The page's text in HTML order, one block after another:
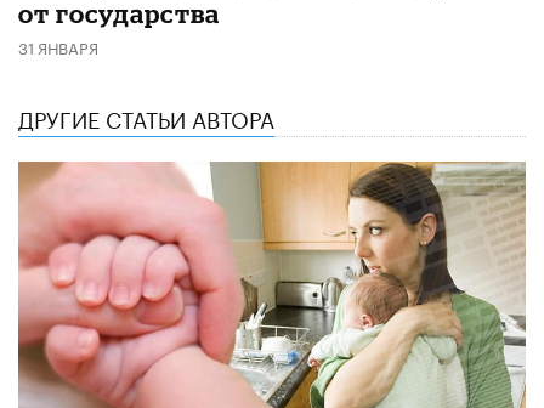
от государства
31 ЯНВАРЯ
ДРУГИЕ СТАТЬИ АВТОРА